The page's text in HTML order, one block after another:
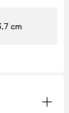
cm